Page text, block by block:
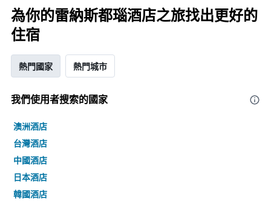
為你的雷納斯都瑙酒店之旅找出更好的
住宿
熱門國家 熱門城市
我們使用者搜索的國家
澳洲酒店
台灣酒店
中國酒店
日本酒店
韓國酒店